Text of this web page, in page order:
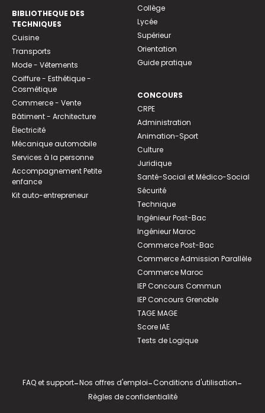
BIBLIOTHEQUE DES
TECHNIQUES
Cuisine
Transports
Mode - Vêtements
Coiffure - Esthétique -
Cosmétique
Commerce - Vente
Bâtiment - Architecture
Électricité
Mécanique automobile
Services à la personne
Accompagnement Petite
enfance
Kit auto-entrepreneur
Collège
Lycée
Supérieur
Orientation
Guide pratique
CONCOURS
CRPE
Administration
Animation-Sport
Culture
Juridique
Santé-Social et Médico-Social
Sécurité
Technique
Ingénieur Post-Bac
Ingénieur Maroc
Commerce Post-Bac
Commerce Admission Parallèle
Commerce Maroc
IEP Concours Commun
IEP Concours Grenoble
TAGE MAGE
Score IAE
Tests de Logique
FAQ et support-Nos offres d'emploi-Conditions d'utilisation-
Règles de confidentialité